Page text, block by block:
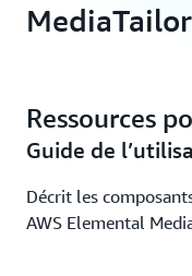
MediaTailor
Ressources
Guide de
Décrit les
AWS Elemental